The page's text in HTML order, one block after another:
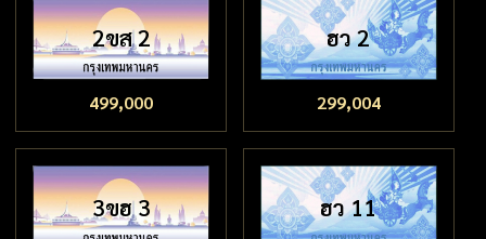
2ขส 2
499,000
ฮว 2
299,004
3ขฮ 3 ฮว 11